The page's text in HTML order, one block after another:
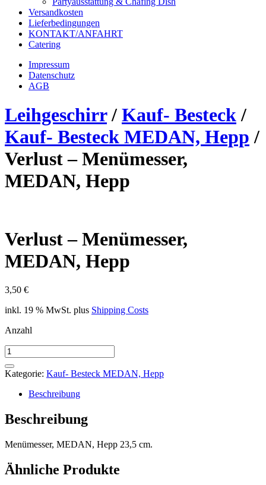
Versandkosten
Lieferbedingungen
KONTAKT/ANFAHRT
Catering
Impressum
Datenschutz
AGB
Leihgeschirr / Kauf- Besteck /
Kauf- Besteck MEDAN, Hepp /
Verlust – Menümesser,
MEDAN, Hepp
Verlust – Menümesser,
MEDAN, Hepp
3,50 €
inkl. 19 % MwSt. plus Shipping Costs
Anzahl
Verlust
-
Menümesser,
MEDAN,
Hepp
Kategorie: Kauf- Besteck MEDAN, Hepp
Beschreibung
Beschreibung
Menümesser, MEDAN, Hepp 23,5 cm.
Ähnliche Produkte